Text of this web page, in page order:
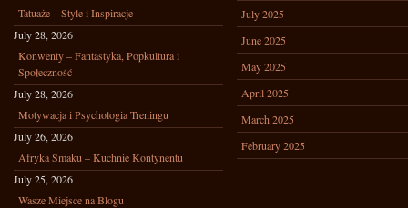
Tatuaże – Style i Inspiracje
July 28, 2026
Konwenty – Fantastyka, Popkultura i
Społeczność
July 28, 2026
Motywacja i Psychologia Treningu
July 26, 2026
Afryka Smaku – Kuchnie Kontynentu
July 25, 2026
Wasze Miejsce na Blogu
July 2025
June 2025
May 2025
April 2025
March 2025
February 2025